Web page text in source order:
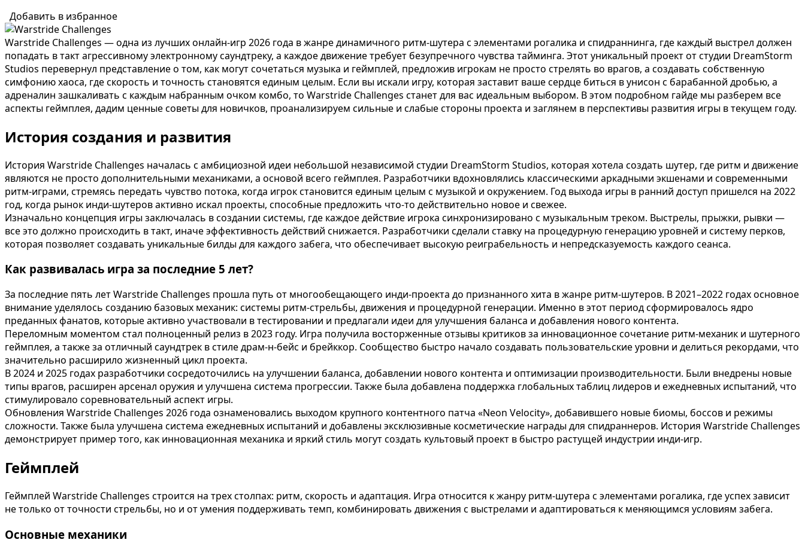
Добавить в избранное
Warstride Challenges — одна из лучших онлайн-игр 2026 года в жанре динамичного ритм-шутера с элементами рогалика и спидраннинга, где каждый выстрел должен
попадать в такт агрессивному электронному саундтреку, а каждое движение требует безупречного чувства тайминга. Этот уникальный проект от студии DreamStorm
Studios перевернул представление о том, как могут сочетаться музыка и геймплей, предложив игрокам не просто стрелять во врагов, а создавать собственную
симфонию хаоса, где скорость и точность становятся единым целым. Если вы искали игру, которая заставит ваше сердце биться в унисон с барабанной дробью, а
адреналин зашкаливать с каждым набранным очком комбо, то Warstride Challenges станет для вас идеальным выбором. В этом подробном гайде мы разберем все
аспекты геймплея, дадим ценные советы для новичков, проанализируем сильные и слабые стороны проекта и заглянем в перспективы развития игры в текущем году.
История создания и развития
История Warstride Challenges началась с амбициозной идеи небольшой независимой студии DreamStorm Studios, которая хотела создать шутер, где ритм и движение
являются не просто дополнительными механиками, а основой всего геймплея. Разработчики вдохновлялись классическими аркадными экшенами и современными
ритм-играми, стремясь передать чувство потока, когда игрок становится единым целым с музыкой и окружением. Год выхода игры в ранний доступ пришелся на 2022
год, когда рынок инди-шутеров активно искал проекты, способные предложить что-то действительно новое и свежее.
Изначально концепция игры заключалась в создании системы, где каждое действие игрока синхронизировано с музыкальным треком. Выстрелы, прыжки, рывки —
все это должно происходить в такт, иначе эффективность действий снижается. Разработчики сделали ставку на процедурную генерацию уровней и систему перков,
которая позволяет создавать уникальные билды для каждого забега, что обеспечивает высокую реиграбельность и непредсказуемость каждого сеанса.
Как развивалась игра за последние 5 лет?
За последние пять лет Warstride Challenges прошла путь от многообещающего инди-проекта до признанного хита в жанре ритм-шутеров. В 2021–2022 годах основное
внимание уделялось созданию базовых механик: системы ритм-стрельбы, движения и процедурной генерации. Именно в этот период сформировалось ядро
преданных фанатов, которые активно участвовали в тестировании и предлагали идеи для улучшения баланса и добавления нового контента.
Переломным моментом стал полноценный релиз в 2023 году. Игра получила восторженные отзывы критиков за инновационное сочетание ритм-механик и шутерного
геймплея, а также за отличный саундтрек в стиле драм-н-бейс и брейккор. Сообщество быстро начало создавать пользовательские уровни и делиться рекордами, что
значительно расширило жизненный цикл проекта.
В 2024 и 2025 годах разработчики сосредоточились на улучшении баланса, добавлении нового контента и оптимизации производительности. Были внедрены новые
типы врагов, расширен арсенал оружия и улучшена система прогрессии. Также была добавлена поддержка глобальных таблиц лидеров и ежедневных испытаний, что
стимулировало соревновательный аспект игры.
Обновления Warstride Challenges 2026 года ознаменовались выходом крупного контентного патча «Neon Velocity», добавившего новые биомы, боссов и режимы
сложности. Также была улучшена система ежедневных испытаний и добавлены эксклюзивные косметические награды для спидраннеров. История Warstride Challenges
демонстрирует пример того, как инновационная механика и яркий стиль могут создать культовый проект в быстро растущей индустрии инди-игр.
Геймплей
Геймплей Warstride Challenges строится на трех столпах: ритм, скорость и адаптация. Игра относится к жанру ритм-шутера с элементами рогалика, где успех зависит
не только от точности стрельбы, но и от умения поддерживать темп, комбинировать движения с выстрелами и адаптироваться к меняющимся условиям забега.
Основные механики